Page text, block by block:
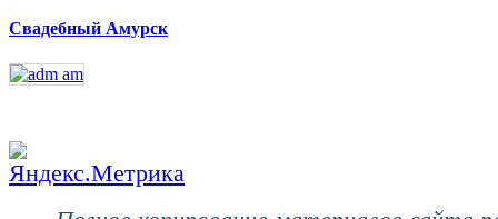
Свадебный Амурск